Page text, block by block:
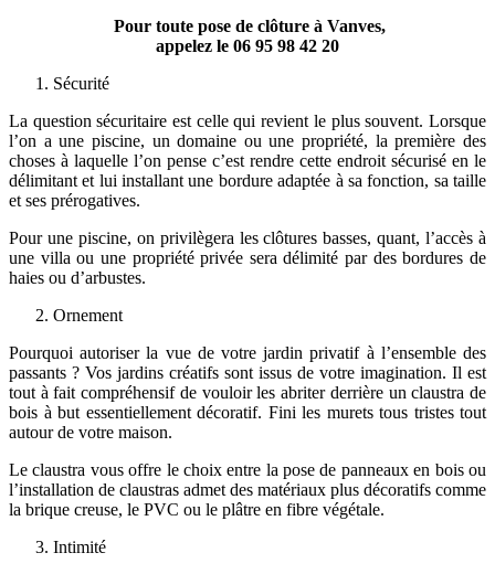
Pour toute pose de clôture à Vanves,
appelez le 06 95 98 42 20
Sécurité
La question sécuritaire est celle qui revient le plus souvent. Lorsque
l’on a une piscine, un domaine ou une propriété, la première des
choses à laquelle l’on pense c’est rendre cette endroit sécurisé en le
délimitant et lui installant une bordure adaptée à sa fonction, sa taille
et ses prérogatives.
Pour une piscine, on privilègera les clôtures basses, quant, l’accès à
une villa ou une propriété privée sera délimité par des bordures de
haies ou d’arbustes.
Ornement
Pourquoi autoriser la vue de votre jardin privatif à l’ensemble des
passants ? Vos jardins créatifs sont issus de votre imagination. Il est
tout à fait compréhensif de vouloir les abriter derrière un claustra de
bois à but essentiellement décoratif. Fini les murets tous tristes tout
autour de votre maison.
Le claustra vous offre le choix entre la pose de panneaux en bois ou
l’installation de claustras admet des matériaux plus décoratifs comme
la brique creuse, le PVC ou le plâtre en fibre végétale.
Intimité